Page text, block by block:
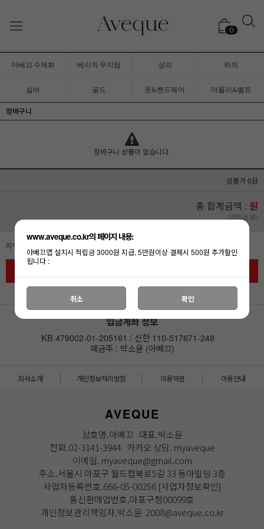
0
아베끄 수제화 베이직 무지탑 상의 하의
실버 골드 풋&핸드웨어 머플러&벨트
장바구니
장바구니 상품이 없습니다.
상품가 0원
총 합계금액 : 원
(적립금 원)
지역별 배송정책에 따라 배송비가 변동될 수 있습니다.
입금계좌 정보
KB 479002-01-205161 / 신한 110-517671-248
예금주 : 박소윤 (아베끄)
회사소개 개인정보처리방침 이용약관 이용안내
AVEQUE
상호명.아베끄 대표.박소윤
전화.02-3141-3944 카카오 상담. myaveque
이메일. myaveque@gmail.com
주소.서울시 마포구 월드컵북로5길 33 동아빌딩 3층
사업자등록번호.666-05-00256 [사업자정보확인]
통신판매업번호.마포구청00099호
개인정보관리책임자.박소윤 2008@aveque.co.kr
www.aveque.co.kr의 페이지 내용:
아베끄앱 설치시 적립금 3000원 지급, 5만원이상 결제시 500원 추가할인
됩니다 :
취소 확인